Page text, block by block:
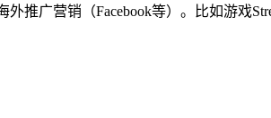
推广营销（Facebook等）。比如游戏